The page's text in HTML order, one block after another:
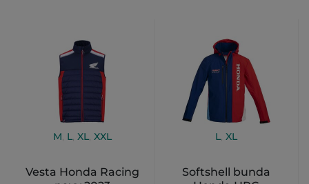
M, L, XL, XXL
Vesta Honda Racing
L, XL
Softshell bunda